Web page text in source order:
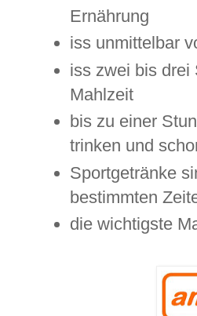
Ernährung
iss unmittelbar
iss zwei bis drei
Mahlzeit
bis zu einer
trinken und
Sportgetränke
bestimmten
die wichtigste